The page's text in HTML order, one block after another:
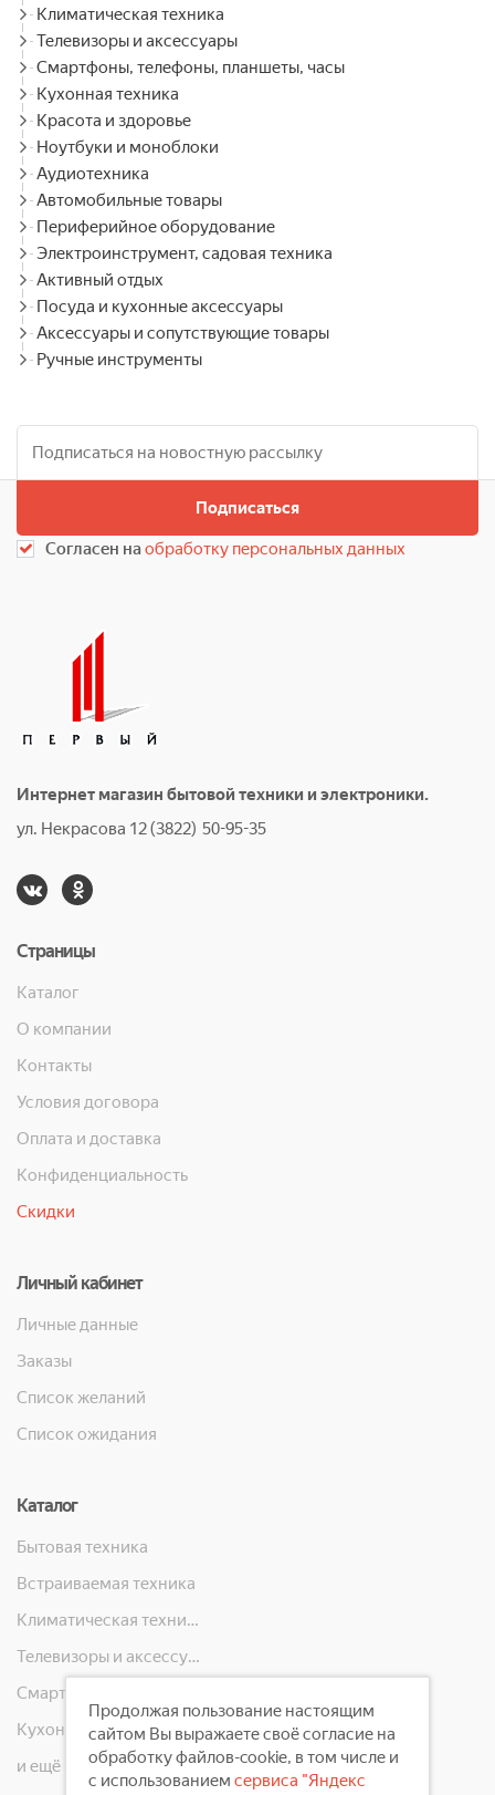
Климатическая техника
Телевизоры и аксессуары
Смартфоны, телефоны, планшеты, часы
Кухонная техника
Красота и здоровье
Ноутбуки и моноблоки
Аудиотехника
Автомобильные товары
Периферийное оборудование
Электроинструмент, садовая техника
Активный отдых
Посуда и кухонные аксессуары
Аксессуары и сопутствующие товары
Ручные инструменты
Подписаться
Согласен наобработку персональных данных
Интернет магазин бытовой техники и электроники.
ул. Некрасова 12 (3822) 50-95-35
Страницы
Каталог
О компании
Контакты
Условия договора
Оплата и доставка
Конфиденциальность
Скидки
Личный кабинет
Личные данные
Заказы
Список желаний
Список ожидания
Каталог
Бытовая техника
Встраиваемая техника
Климатическая техника
Телевизоры и аксессуары
Кухонная техника
и ещё 10 категорий
Продолжая пользование настоящим
сайтом Вы выражаете своё согласие на
обработку файлов-cookie, в том числе и
с использованием сервиса "Яндекс